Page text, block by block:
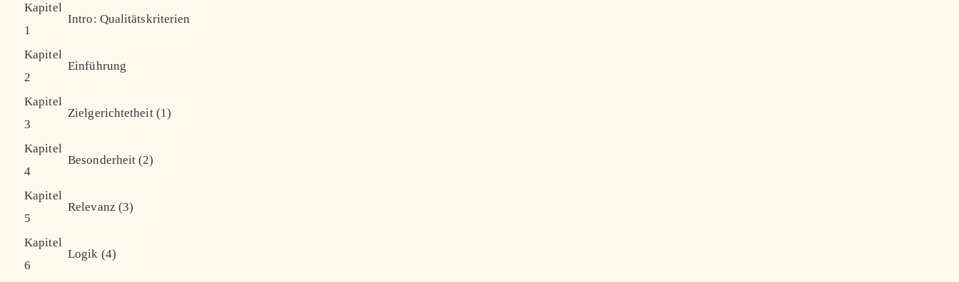
Kapitel
1
Intro: Qualitätskriterien
Kapitel
2
Einführung
Kapitel
3
Zielgerichtetheit (1)
Kapitel
4
Besonderheit (2)
Kapitel
5
Relevanz (3)
Kapitel
6
Logik (4)